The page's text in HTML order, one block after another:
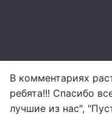
В комментариях
ребята!!! Спасибо
лучшие из нас",